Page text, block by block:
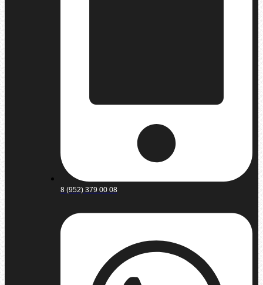
8 (952) 379 00 08